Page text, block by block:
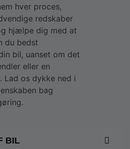
hver proces,
redskaber
hjælpe dig med at
du bedst
bil, uanset om det
eller en
Lad os dykke ned i
bag
BIL